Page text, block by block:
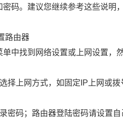
码。建议您继续参考这些说明
路由器
中找到网络设置或上网设置，
择上网方式，如固定IP上网或
密码；路由器登陆密码请设置